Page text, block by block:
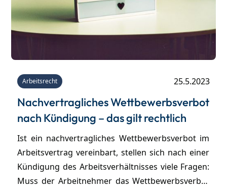
Arbeitsrecht 25.5.2023
Nachvertragliches Wettbewerbsverbot
nach Kündigung – das gilt rechtlich
Ist ein nachvertragliches Wettbewerbsverbot im
Arbeitsvertrag vereinbart, stellen sich nach einer
Kündigung des Arbeitsverhältnisses viele Fragen:
Muss der Arbeitnehmer das Wettbewerbsverbot